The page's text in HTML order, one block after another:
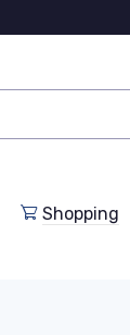
Shopping